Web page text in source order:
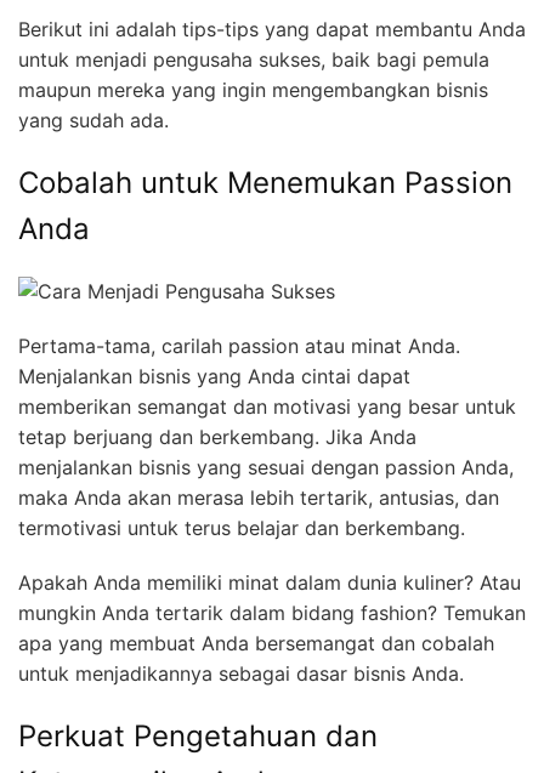
Berikut ini adalah tips-tips yang dapat membantu Anda
untuk menjadi pengusaha sukses, baik bagi pemula
maupun mereka yang ingin mengembangkan bisnis
yang sudah ada.
Cobalah untuk Menemukan Passion
Anda
Pertama-tama, carilah passion atau minat Anda.
Menjalankan bisnis yang Anda cintai dapat
memberikan semangat dan motivasi yang besar untuk
tetap berjuang dan berkembang. Jika Anda
menjalankan bisnis yang sesuai dengan passion Anda,
maka Anda akan merasa lebih tertarik, antusias, dan
termotivasi untuk terus belajar dan berkembang.
Apakah Anda memiliki minat dalam dunia kuliner? Atau
mungkin Anda tertarik dalam bidang fashion? Temukan
apa yang membuat Anda bersemangat dan cobalah
untuk menjadikannya sebagai dasar bisnis Anda.
Perkuat Pengetahuan dan